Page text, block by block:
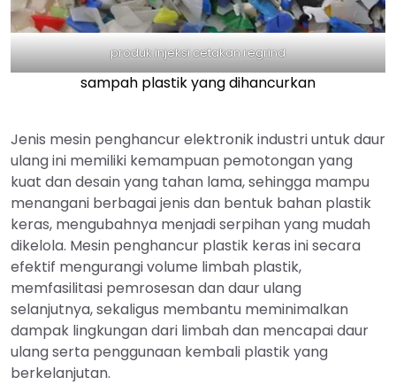
produk injeksi cetakan regrind
sampah plastik yang dihancurkan
Jenis mesin penghancur elektronik industri untuk daur
ulang ini memiliki kemampuan pemotongan yang
kuat dan desain yang tahan lama, sehingga mampu
menangani berbagai jenis dan bentuk bahan plastik
keras, mengubahnya menjadi serpihan yang mudah
dikelola. Mesin penghancur plastik keras ini secara
efektif mengurangi volume limbah plastik,
memfasilitasi pemrosesan dan daur ulang
selanjutnya, sekaligus membantu meminimalkan
dampak lingkungan dari limbah dan mencapai daur
ulang serta penggunaan kembali plastik yang
berkelanjutan.